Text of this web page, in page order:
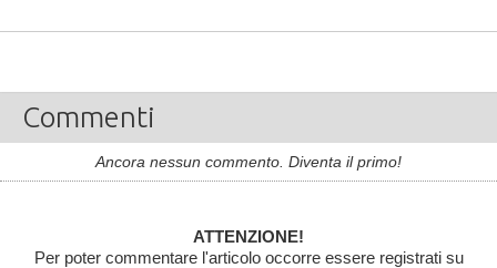
Commenti
Ancora nessun commento. Diventa il primo!
ATTENZIONE!
Per poter commentare l'articolo occorre essere registrati su